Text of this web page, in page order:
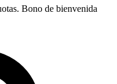
Bono de bienvenida